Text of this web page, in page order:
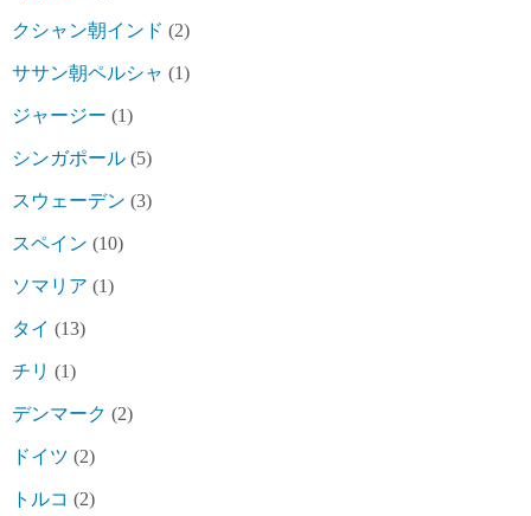
クシャン朝インド (2)
ササン朝ペルシャ (1)
ジャージー (1)
シンガポール (5)
スウェーデン (3)
スペイン (10)
ソマリア (1)
タイ (13)
チリ (1)
デンマーク (2)
ドイツ (2)
トルコ (2)